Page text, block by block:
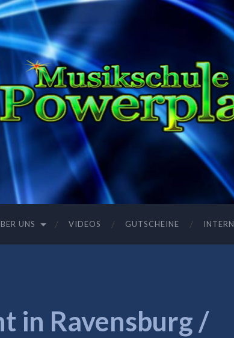
UNS VIDEOS GUTSCHEINE INTERN
in Ravensburg /